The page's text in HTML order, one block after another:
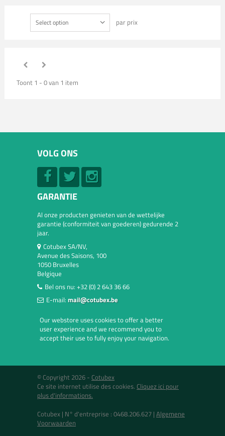
Select option par prix
Toont 1 - 0 van 1 item
VOLG ONS
GARANTIE
Al onze producten genieten van de wettelijke
garantie (conformiteit van goederen) gedurende 2
jaar.
Cotubex SA/NV,
Avenue des Saisons, 100
1050 Bruxelles
Belgique
Bel ons nu: +32 (0) 2 643 36 66
E-mail: mail@cotubex.be
Our webstore uses cookies to offer a better
user experience and we recommend you to
accept their use to fully enjoy your navigation.
© Copyright 2026 - Cotubex
Ce site internet utilise des cookies. Cliquez ici pour
plus d'informations.
Cotubex | N° d'entreprise : 0468.206.627 | Algemene
Voorwaarden